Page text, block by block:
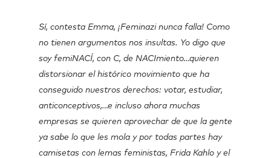
Sí, contesta Emma, ¡Feminazi nunca falla! Como
no tienen argumentos nos insultas. Yo digo que
soy femiNACÍ, con C, de NACImiento…quieren
distorsionar el histórico movimiento que ha
conseguido nuestros derechos: votar, estudiar,
anticonceptivos,…e incluso ahora muchas
empresas se quieren aprovechar de que la gente
ya sabe lo que les mola y por todas partes hay
camisetas con lemas feministas, Frida Kahlo y el